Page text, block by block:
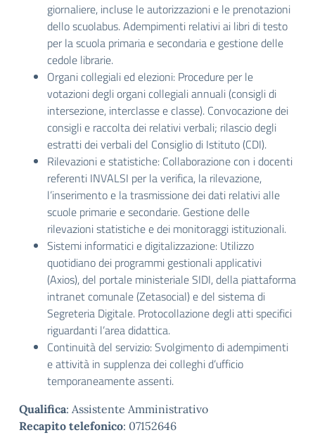
giornaliere, incluse le autorizzazioni e le prenotazioni
dello scuolabus. Adempimenti relativi ai libri di testo
per la scuola primaria e secondaria e gestione delle
cedole librarie.
Organi collegiali ed elezioni: Procedure per le
votazioni degli organi collegiali annuali (consigli di
intersezione, interclasse e classe). Convocazione dei
consigli e raccolta dei relativi verbali; rilascio degli
estratti dei verbali del Consiglio di Istituto (CDI).
Rilevazioni e statistiche: Collaborazione con i docenti
referenti INVALSI per la verifica, la rilevazione,
l’inserimento e la trasmissione dei dati relativi alle
scuole primarie e secondarie. Gestione delle
rilevazioni statistiche e dei monitoraggi istituzionali.
Sistemi informatici e digitalizzazione: Utilizzo
quotidiano dei programmi gestionali applicativi
(Axios), del portale ministeriale SIDI, della piattaforma
intranet comunale (Zetasocial) e del sistema di
Segreteria Digitale. Protocollazione degli atti specifici
riguardanti l’area didattica.
Continuità del servizio: Svolgimento di adempimenti
e attività in supplenza dei colleghi d’ufficio
temporaneamente assenti.
Qualifica: Assistente Amministrativo
Recapito telefonico: 07152646